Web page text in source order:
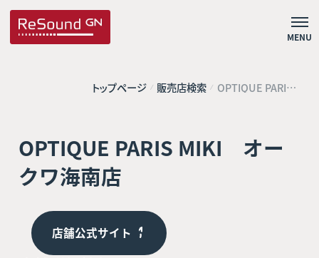
MENU
トップページ 販売店検索 OPTIQUE PARIS
MIKI オークワ海
OPTIQUE PARIS MIKI オー
クワ海南店
店舗公式サイト